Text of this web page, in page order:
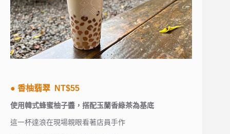
● 香柚翡翠 NT$55
使用韓式蜂蜜柚子醬，搭配玉蘭香綠茶為基底
這一杯達浪在現場親眼看著店員手作